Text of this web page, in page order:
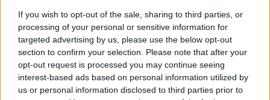
If you wish to opt-out of the sale, sharing to third parties, or
processing of your personal or sensitive information for
targeted advertising by us, please use the below opt-out
section to confirm your selection. Please note that after your
opt-out request is processed you may continue seeing
interest-based ads based on personal information utilized by
us or personal information disclosed to third parties prior to
🔴Ciclo di vita degli animali
🟠Ciclo di vita delle piante
🟡Ciclo di vita della farfalla
🟢 Ciclo di vita dell’uomo